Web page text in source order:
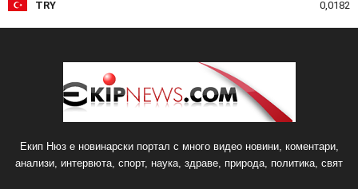
TRY 0,0182
Екип Нюз е новинарски портал с много видео новини, коментари,
анализи, интервюта, спорт, наука, здраве, природа, политика, свят